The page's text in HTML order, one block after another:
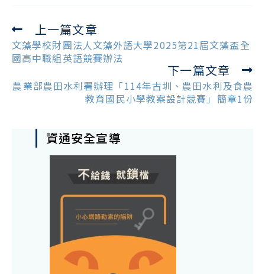
Read
more
articles
上一篇文章
文藻學校財團法人文藻外語大學2025第21屆文藻盃全
國高中職組英語競賽辦法
下一篇文章
農業部農田水利署辦理「114年古圳、農田水利及食農
教育國民小學教案設計競賽」簡章1份
資通安全宣導